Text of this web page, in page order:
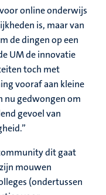
online onderwijs
is, maar van
de dingen op een
UM de innovatie
toch met
vooraf aan kleine
nu gedwongen om
gevoel van
dit gaat
mouwen
(ondertussen